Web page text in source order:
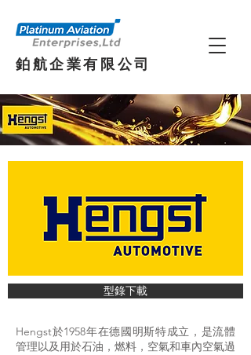
鉑航企業有限公司
型錄下載
Hengst於1958年在德國明斯特成立，是流體
管理以及用於石油，燃料，空氣和車內空氣過